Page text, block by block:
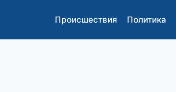
Происшествия Политика